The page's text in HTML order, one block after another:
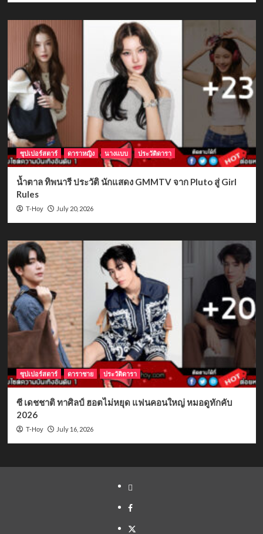
ซุปเปอร์สตาร์ ดาราหญิง นางแบบ ประวัติดารา
น้ำตาล ทิพนารี ประวัติ นักแสดง GMMTV จาก Pluto สู่ Girl
Rules
T-Hoy July 20, 2026
ซุปเปอร์สตาร์ ดาราชาย ประวัติดารา
ซี เดชชาติ ทาศิลป์ ฮอตไม่หยุด แฟนคอนใหญ่ หมอดูทักคับ
2026
T-Hoy July 16, 2026
Yelp
Facebook
Twitter